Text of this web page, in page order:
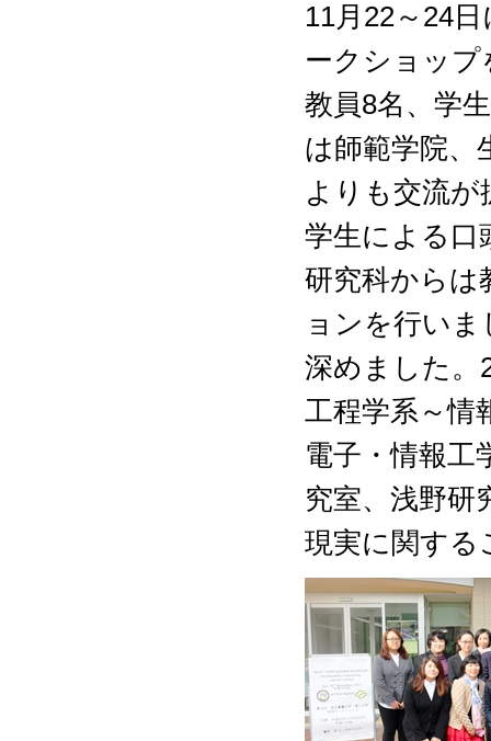
11月22～24
ークショップ
教員8名、学
は師範学院、
よりも交流が
学生による口
研究科からは
ョンを行い
深めました。
工程学系～情
電子・情報工
究室、浅野研
現実に関する